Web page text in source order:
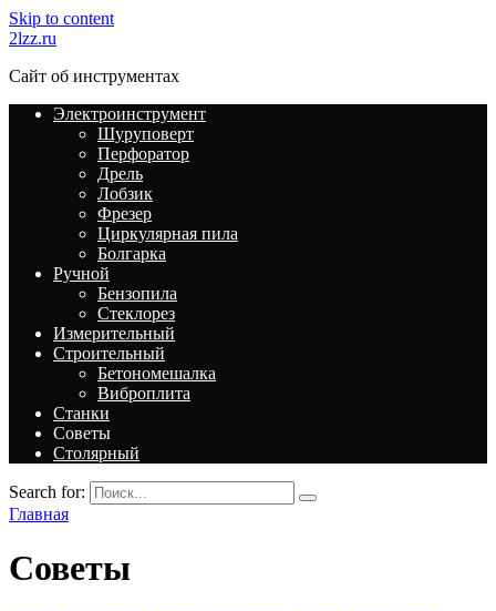
Skip to content
2lzz.ru
Сайт об инструментах
Электроинструмент
Шуруповерт
Перфоратор
Дрель
Лобзик
Фрезер
Циркулярная пила
Болгарка
Ручной
Бензопила
Стеклорез
Измерительный
Строительный
Бетономешалка
Виброплита
Станки
Советы
Столярный
Search for:
Главная
Советы